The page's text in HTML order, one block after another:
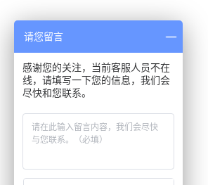
客服专线
请您留言
感谢您的关注，当前客服人员不在
线，请填写一下您的信息，我们会
尽快和您联系。